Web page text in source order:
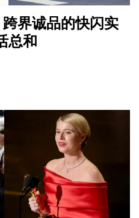
界诚品的快闪实
总和